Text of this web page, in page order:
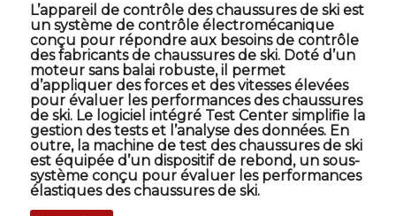
L’appareil de contrôle des chaussures de ski est
un système de contrôle électromécanique
conçu pour répondre aux besoins de contrôle
des fabricants de chaussures de ski. Doté d’un
moteur sans balai robuste, il permet
d’appliquer des forces et des vitesses élevées
pour évaluer les performances des chaussures
de ski. Le logiciel intégré Test Center simplifie la
gestion des tests et l’analyse des données. En
outre, la machine de test des chaussures de ski
est équipée d’un dispositif de rebond, un sous-
système conçu pour évaluer les performances
élastiques des chaussures de ski.